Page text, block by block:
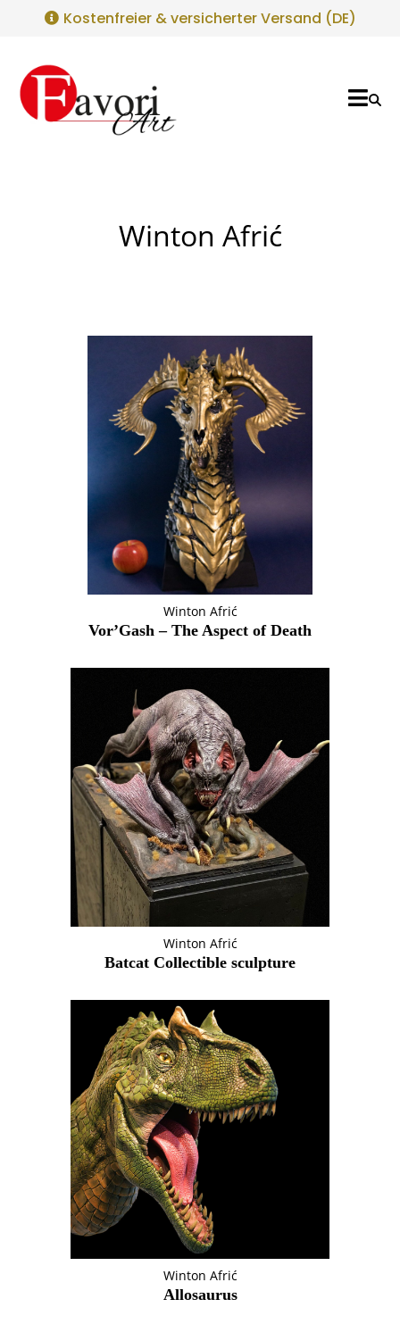
Kostenfreier & versicherter Versand (DE)
Winton Afrić
Winton Afrić
Vor’Gash – The Aspect of Death
Winton Afrić
Batcat Collectible sculpture
Winton Afrić
Allosaurus